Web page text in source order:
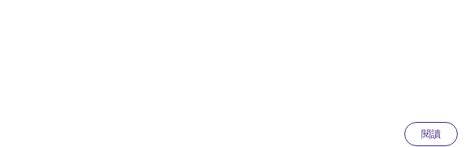
閱讀